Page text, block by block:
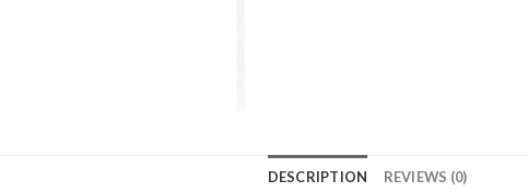
DESCRIPTION REVIEWS (0)